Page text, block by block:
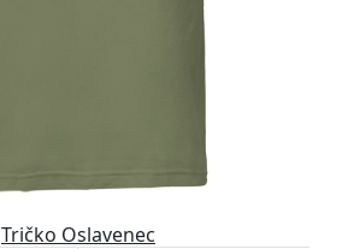
Tričko Oslavenec